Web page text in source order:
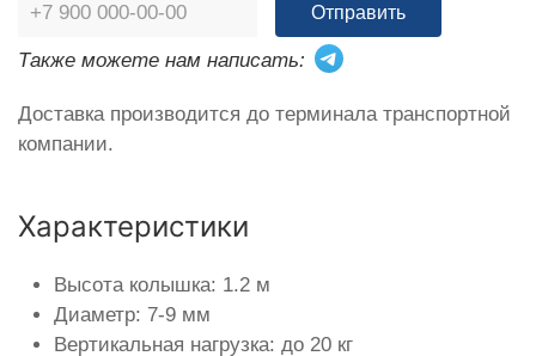
Отправить
Также можете нам написать:
Доставка производится до терминала транспортной
компании.
Характеристики
Высота колышка: 1.2 м
Диаметр: 7-9 мм
Вертикальная нагрузка: до 20 кг